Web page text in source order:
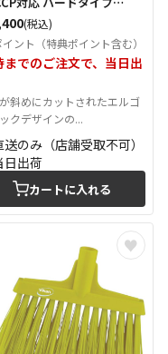
：4966929）
(税込)
ント（特典ポイント含む）
までのご注文で、当日出
斜めにカットされたエルゴ
クデザインの...
カートに入れる